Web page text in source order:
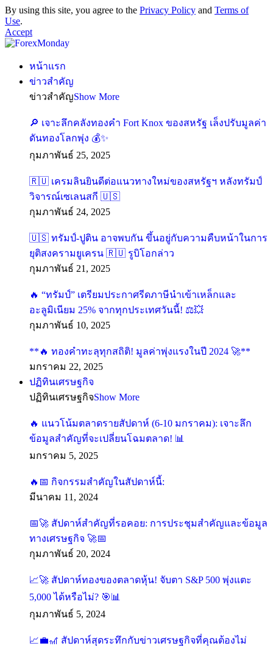
By using this site, you agree to the Privacy Policy and Terms of
Use.
Accept
หน้าแรก
ข่าวสำคัญ
ข่าวสำคัญShow More
🔎 เจาะลึกคลังทองคำ Fort Knox ของสหรัฐ เล็งปรับมูลค่า
ดันทองโลกพุ่ง 💰✨
กุมภาพันธ์ 25, 2025
🇷🇺 เครมลินยินดีต่อแนวทางใหม่ของสหรัฐฯ หลังทรัมป์
วิจารณ์เซเลนสกี 🇺🇸
กุมภาพันธ์ 24, 2025
🇺🇸 ทรัมป์-ปูติน อาจพบกัน ขึ้นอยู่กับความคืบหน้าในการ
ยุติสงครามยูเครน 🇷🇺 รูบิโอกล่าว
กุมภาพันธ์ 21, 2025
🔥 “ทรัมป์” เตรียมประกาศรีดภาษีนำเข้าเหล็กและ
อะลูมิเนียม 25% จากทุกประเทศวันนี้! ⚖️💥
กุมภาพันธ์ 10, 2025
**🔥 ทองคำทะลุทุกสถิติ! มูลค่าพุ่งแรงในปี 2024 🚀**
มกราคม 22, 2025
ปฏิทินเศรษฐกิจ
ปฏิทินเศรษฐกิจShow More
🔥 แนวโน้มตลาดรายสัปดาห์ (6-10 มกราคม): เจาะลึก
ข้อมูลสำคัญที่จะเปลี่ยนโฉมตลาด! 📊
มกราคม 5, 2025
🔥📅 กิจกรรมสำคัญในสัปดาห์นี้:
มีนาคม 11, 2024
📅🚀 สัปดาห์สำคัญที่รอคอย: การประชุมสำคัญและข้อมูล
ทางเศรษฐกิจ 🚀📅
กุมภาพันธ์ 20, 2024
📈🚀 สัปดาห์ทองของตลาดหุ้น! จับตา S&P 500 พุ่งแตะ
5,000 ได้หรือไม่? 🎯📊
กุมภาพันธ์ 5, 2024
📈💼🎢 สัปดาห์สุดระทึกกับข่าวเศรษฐกิจที่คุณต้องไม่